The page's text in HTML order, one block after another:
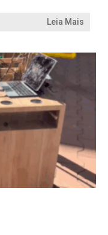
Leia Mais